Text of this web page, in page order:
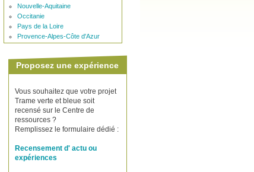
Nouvelle-Aquitaine
Occitanie
Pays de la Loire
Provence-Alpes-Côte d'Azur
Proposez une expérience
Vous souhaitez que votre projet
Trame verte et bleue soit
recensé sur le Centre de
ressources ?
Remplissez le formulaire dédié :
Recensement d' actu ou
expériences